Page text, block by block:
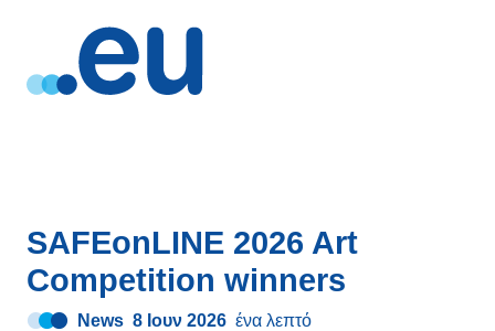
SAFEonLINE 2026 Art
Competition winners
News 8 Ιουν 2026 ένα λεπτό